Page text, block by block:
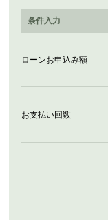
条件入力
ローンお申込み額
お支払い回数